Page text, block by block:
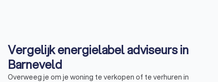
Vergelijk energielabel adviseurs in
Barneveld
Overweeg je om je woning te verkopen of te verhuren in